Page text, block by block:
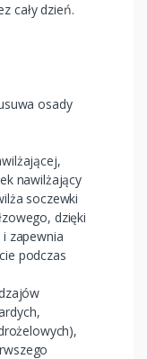
cały dzień.
osady
nawilżający
soczewki
dzięki
zapewnia
podczas